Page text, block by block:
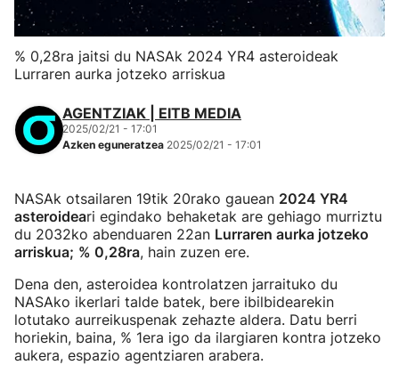
% 0,28ra jaitsi du NASAk 2024 YR4 asteroideak
Lurraren aurka jotzeko arriskua
AGENTZIAK | EITB MEDIA
2025/02/21 - 17:01
Azken eguneratzea 2025/02/21 - 17:01
NASAk otsailaren 19tik 20rako gauean 2024 YR4
asteroideari egindako behaketak are gehiago murriztu
du 2032ko abenduaren 22an Lurraren aurka jotzeko
arriskua; % 0,28ra, hain zuzen ere.
Dena den, asteroidea kontrolatzen jarraituko du
NASAko ikerlari talde batek, bere ibilbidearekin
lotutako aurreikuspenak zehazte aldera. Datu berri
horiekin, baina, % 1era igo da ilargiaren kontra jotzeko
aukera, espazio agentziaren arabera.